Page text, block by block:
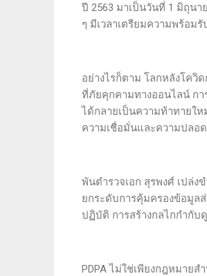
ปี 2563 มาเป็นวันที่ 1 มิถุน
ๆ มีเวลาเตรียมความพร้อ
อย่างไรก็ตาม โลกหลังโควิ
ที่ภัยคุกคามทางออนไลน์ กา
ได้กลายเป็นความท้าทายใ
ความเชื่อมั่นและความปลอ
พันตำรวจเอก สุรพงศ์ เปล่
ยกระดับการคุ้มครองข้อมูล
ปฏิบัติ การสร้างกลไกกำกับ
PDPA ไม่ใช่เพียงกฎหมาย